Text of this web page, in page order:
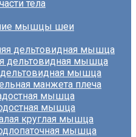
тела
мышцы шеи
дельтовидная мышца
дельтовидная мышца
дельтовидная мышца
манжета плеча
мышца
мышца
круглая мышца
мышца